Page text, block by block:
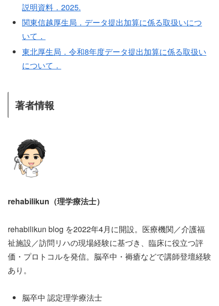
説明資料．2025.
関東信越厚生局．データ提出加算に係る取扱いにつ
いて．
東北厚生局．令和8年度データ提出加算に係る取扱い
について．
著者情報
rehabilikun（理学療法士）
rehabilikun blog を2022年4月に開設。医療機関／介護福
祉施設／訪問リハの現場経験に基づき、臨床に役立つ評
価・プロトコルを発信。脳卒中・褥瘡などで講師登壇経験
あり。
脳卒中 認定理学療法士